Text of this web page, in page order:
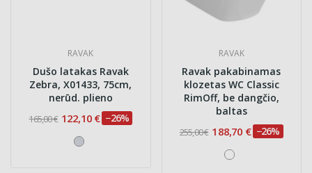
RAVAK
Dušo latakas Ravak
Zebra, X01433, 75cm,
nerūd. plieno
165,00 € 122,10 € −26%
RAVAK
Ravak pakabinamas
klozetas WC Classic
RimOff, be dangčio,
baltas
255,00 € 188,70 € −26%